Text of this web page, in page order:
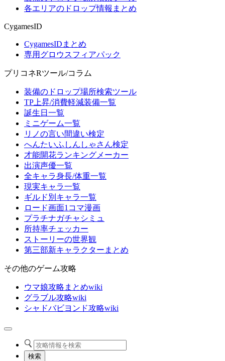
各エリアのドロップ情報まとめ
CygamesID
CygamesIDまとめ
専用グロウスフィアパック
プリコネRツール/コラム
装備のドロップ場所検索ツール
TP上昇/消費軽減装備一覧
誕生日一覧
ミニゲーム一覧
リノの言い間違い検定
へんたいふしんしゃさん検定
才能開花ランキングメーカー
出演声優一覧
全キャラ身長/体重一覧
現実キャラ一覧
ギルド別キャラ一覧
ロード画面1コマ漫画
プラチナガチャシミュ
所持率チェッカー
ストーリーの世界観
第三部新キャラクターまとめ
その他のゲーム攻略
ウマ娘攻略まとめwiki
グラブル攻略wiki
シャドバビヨンド攻略wiki
検索